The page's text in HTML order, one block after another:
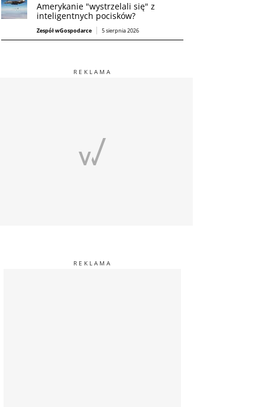
Amerykanie "wystrzelali się" z
inteligentnych pocisków?
Zespół wGospodarce 5 sierpnia 2026